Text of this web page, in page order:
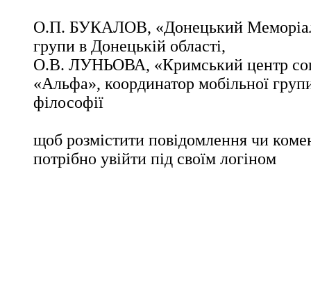
О.П. БУКАЛОВ, «Донецький
групи в Донецькій області,
О.В. ЛУНЬОВА, «Кримський центр
«Альфа», координатор мобільної
філософії
щоб розмістити повідомлення чи
потрібно увійти під своїм логіном